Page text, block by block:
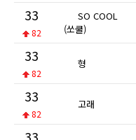
33
82
SO COOL
(쏘쿨)
33
82
형
33
82
고래